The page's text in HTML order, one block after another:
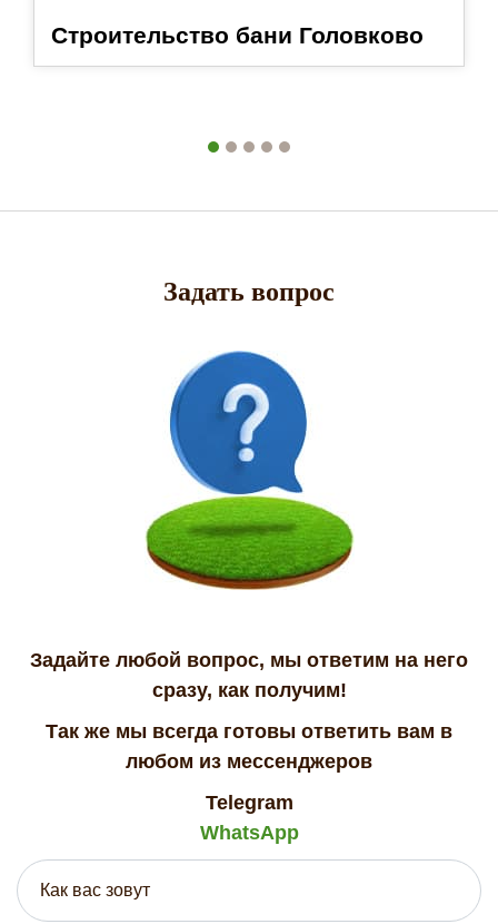
Строительство бани Головково
Задать вопрос
Задайте любой вопрос, мы ответим на него
сразу, как получим!
Так же мы всегда готовы ответить вам в
любом из мессенджеров
Telegram
WhatsApp